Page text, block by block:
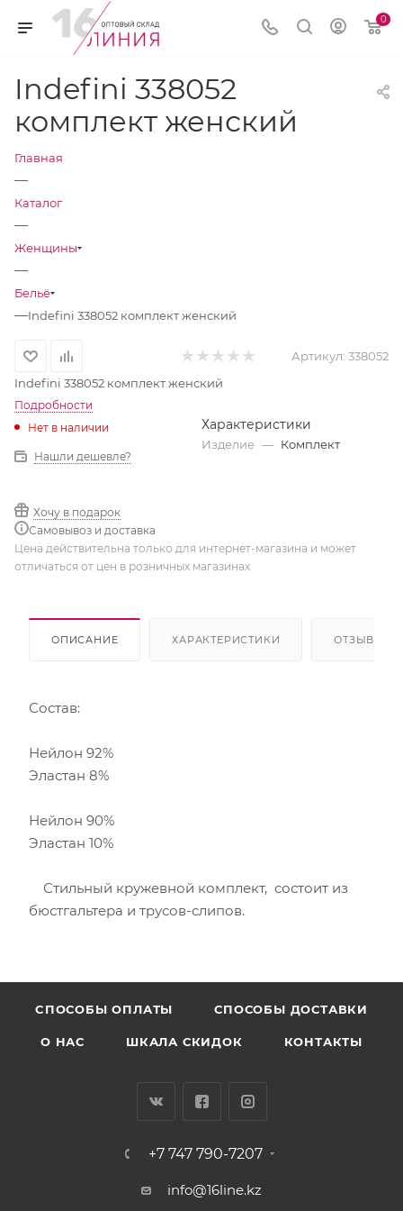
0
Indefini 338052
комплект женский
Главная
—
Каталог
—
Женщины
—
Бельё
—Indefini 338052 комплект женский
Артикул: 338052
Indefini 338052 комплект женский
Подробности
Нет в наличии
Нашли дешевле?
Хочу в подарок
Самовывоз и доставка
Характеристики
Изделие — Комплект
Цена действительна только для интернет-магазина и может
отличаться от цен в розничных магазинах
ОПИСАНИЕ ХАРАКТЕРИСТИКИ ОТЗЫВЫ
Состав:
Нейлон 92%
Эластан 8%
Нейлон 90%
Эластан 10%
Стильный кружевной комплект, состоит из
бюстгальтера и трусов-слипов.
CПОСОБЫ ОПЛАТЫ СПОСОБЫ ДОСТАВКИ
О НАС ШКАЛА СКИДОК КОНТАКТЫ
+7 747 790-7207
info@16line.kz